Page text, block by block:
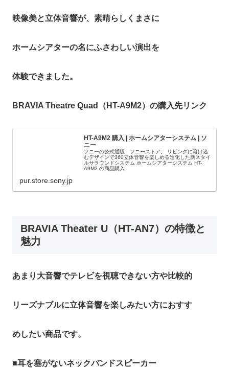
映像美と立体音響が、素晴らしくまさに
ホームシアターの名にふさわしい演出を
体験できました。
BRAVIA Theatre Quad（HT-A9M2）の購入先リンク
HT-A9M2 購入 | ホームシアターシステム | ソ
ニー
ソニーの公式通販 ソニーストア。 リビングに溶け込
むデザインで360立体音響を楽しめる進化した新スタイ
ルサラウンドシステム ホームシアターシステム HT-
A9M2 の商品購入
pur.store.sony.jp
BRAVIA Theater U（HT-AN7）の特徴と
魅力
あまり大音響でテレビを視聴できない方や比較的
リーズナブルに立体音響を楽しみたい方におすす
めしたい商品です。
■耳を塞がないネックバンドスピーカー